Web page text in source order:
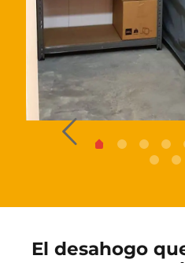
El desahogo